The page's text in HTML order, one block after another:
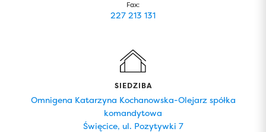
Fax:
227 213 131
SIEDZIBA
Omnigena Katarzyna Kochanowska-Olejarz spółka
komandytowa
Święcice, ul. Pozytywki 7